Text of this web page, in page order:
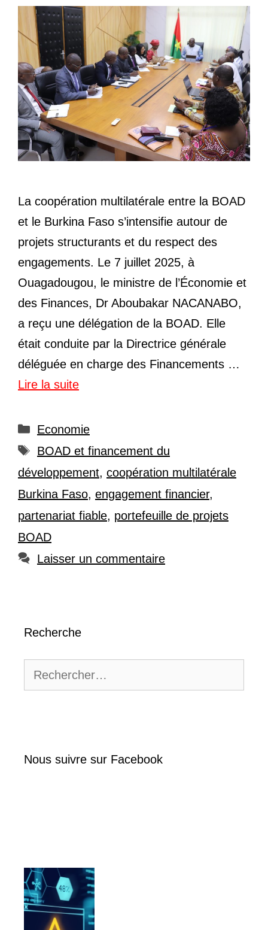
La coopération multilatérale entre la BOAD
et le Burkina Faso s’intensifie autour de
projets structurants et du respect des
engagements. Le 7 juillet 2025, à
Ouagadougou, le ministre de l’Économie et
des Finances, Dr Aboubakar NACANABO,
a reçu une délégation de la BOAD. Elle
était conduite par la Directrice générale
déléguée en charge des Financements …
Lire la suite
Catégories
Economie
Étiquettes
BOAD et financement du
développement, coopération multilatérale
Burkina Faso, engagement financier,
partenariat fiable, portefeuille de projets
BOAD
Laisser un commentaire
Recherche
Nous suivre sur Facebook